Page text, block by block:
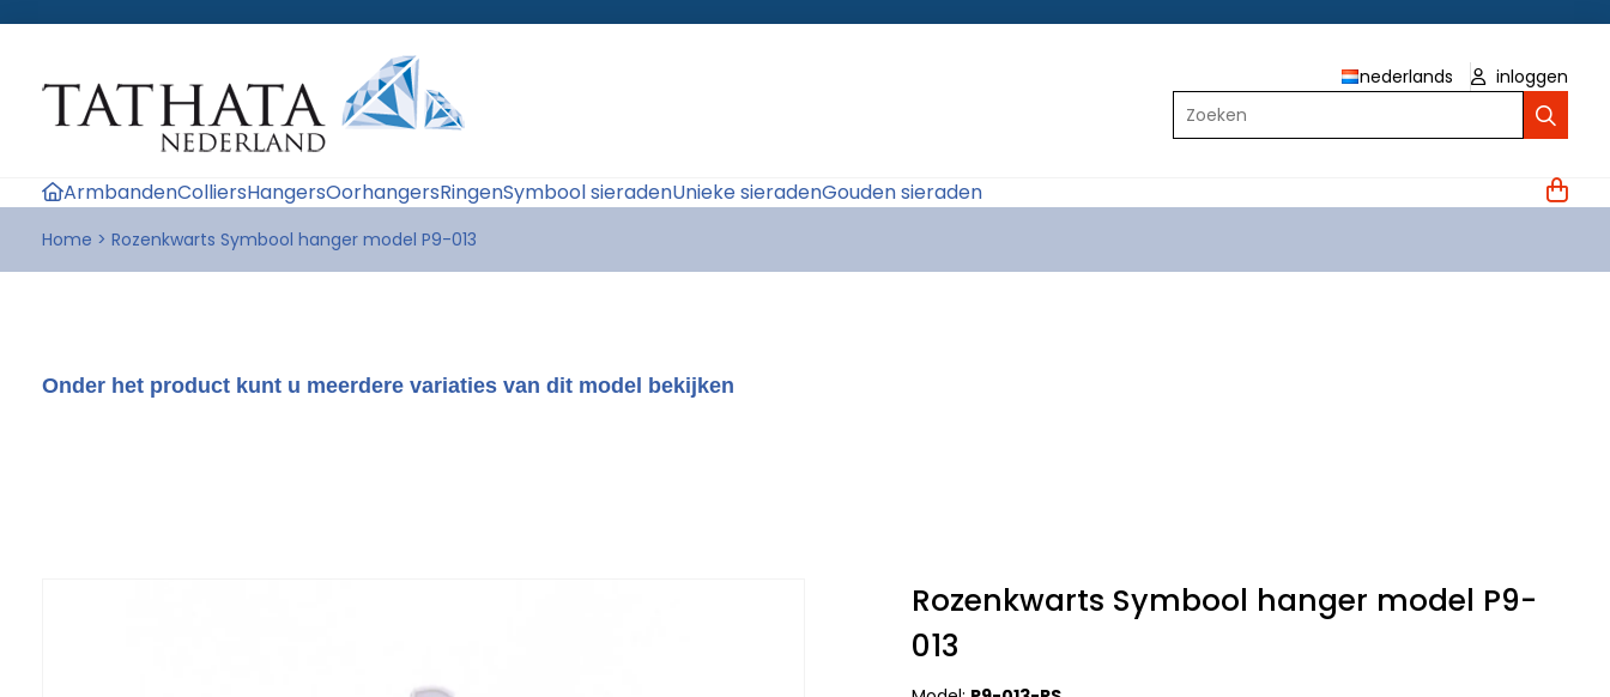
nederlands
inloggen
Zoeken
ArmbandenColliersHangersOorhangersRingenSymbool sieradenUnieke sieradenGouden sieraden
Home > Rozenkwarts Symbool hanger model P9-013
Onder het product kunt u meerdere variaties van dit model bekijken
Rozenkwarts Symbool hanger model P9-
013